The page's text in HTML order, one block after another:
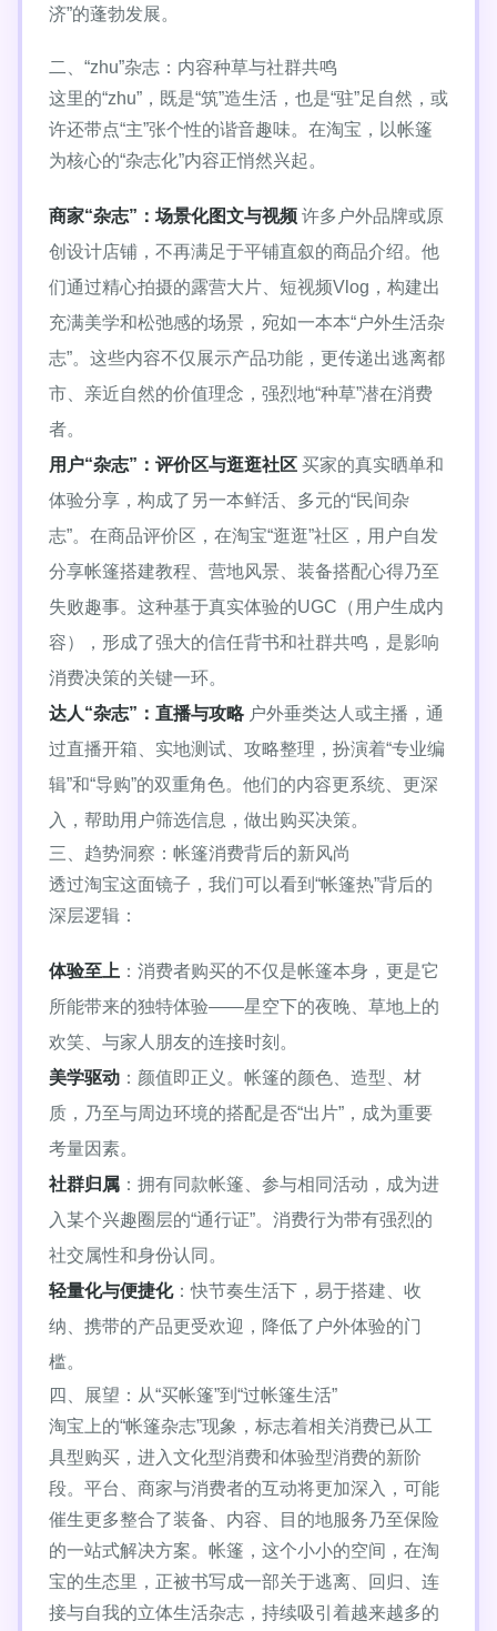
济”的蓬勃发展。
二、“zhu”杂志：内容种草与社群共鸣
这里的“zhu”，既是“筑”造生活，也是“驻”足自然，或
许还带点“主”张个性的谐音趣味。在淘宝，以帐篷
为核心的“杂志化”内容正悄然兴起。
商家“杂志”：场景化图文与视频 许多户外品牌或原
创设计店铺，不再满足于平铺直叙的商品介绍。他
们通过精心拍摄的露营大片、短视频Vlog，构建出
充满美学和松弛感的场景，宛如一本本“户外生活杂
志”。这些内容不仅展示产品功能，更传递出逃离都
市、亲近自然的价值理念，强烈地“种草”潜在消费
者。
用户“杂志”：评价区与逛逛社区 买家的真实晒单和
体验分享，构成了另一本鲜活、多元的“民间杂
志”。在商品评价区，在淘宝“逛逛”社区，用户自发
分享帐篷搭建教程、营地风景、装备搭配心得乃至
失败趣事。这种基于真实体验的UGC（用户生成内
容），形成了强大的信任背书和社群共鸣，是影响
消费决策的关键一环。
达人“杂志”：直播与攻略户外垂类达人或主播，通
过直播开箱、实地测试、攻略整理，扮演着“专业编
辑”和“导购”的双重角色。他们的内容更系统、更深
入，帮助用户筛选信息，做出购买决策。
三、趋势洞察：帐篷消费背后的新风尚
透过淘宝这面镜子，我们可以看到“帐篷热”背后的
深层逻辑：
体验至上 ：消费者购买的不仅是帐篷本身，更是它
所能带来的独特体验——星空下的夜晚、草地上的
欢笑、与家人朋友的连接时刻。
美学驱动 ：颜值即正义。帐篷的颜色、造型、材
质，乃至与周边环境的搭配是否“出片”，成为重要
考量因素。
社群归属 ：拥有同款帐篷、参与相同活动，成为进
入某个兴趣圈层的“通行证”。消费行为带有强烈的
社交属性和身份认同。
轻量化与便捷化：快节奏生活下，易于搭建、收
纳、携带的产品更受欢迎，降低了户外体验的门
槛。
四、展望：从“买帐篷”到“过帐篷生活”
淘宝上的“帐篷杂志”现象，标志着相关消费已从工
具型购买，进入文化型消费和体验型消费的新阶
段。平台、商家与消费者的互动将更加深入，可能
催生更多整合了装备、内容、目的地服务乃至保险
的一站式解决方案。帐篷，这个小小的空间，在淘
宝的生态里，正被书写成一部关于逃离、回归、连
接与自我的立体生活杂志，持续吸引着越来越多的